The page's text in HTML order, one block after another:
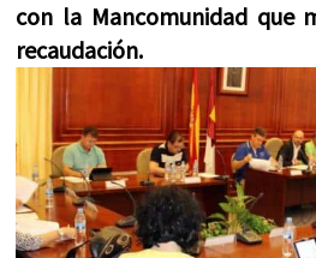
con la Mancomunidad que
recaudación.